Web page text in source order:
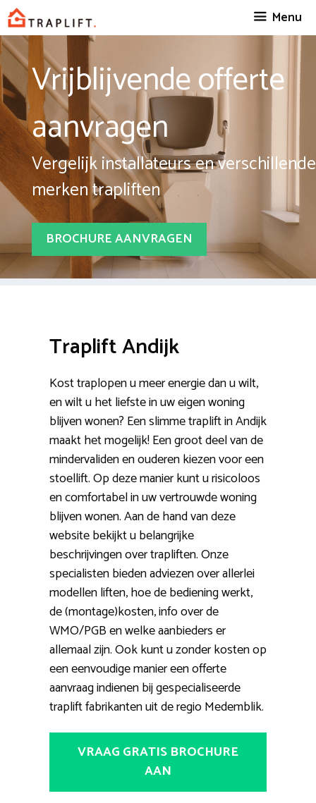
Spring
naar
inhoud
Menu
Vrijblijvende offerte
aanvragen
Vergelijk installateurs en verschillende
merken trapliften
BROCHURE AANVRAGEN
Traplift Andijk
Kost traplopen u meer energie dan u wilt,
en wilt u het liefste in uw eigen woning
blijven wonen? Een slimme traplift in Andijk
maakt het mogelijk! Een groot deel van de
mindervaliden en ouderen kiezen voor een
stoellift. Op deze manier kunt u risicoloos
en comfortabel in uw vertrouwde woning
blijven wonen. Aan de hand van deze
website bekijkt u belangrijke
beschrijvingen over trapliften. Onze
specialisten bieden adviezen over allerlei
modellen liften, hoe de bediening werkt,
de (montage)kosten, info over de
WMO/PGB en welke aanbieders er
allemaal zijn. Ook kunt u zonder kosten op
een eenvoudige manier een offerte
aanvraag indienen bij gespecialiseerde
traplift fabrikanten uit de regio Medemblik.
VRAAG GRATIS BROCHURE
AAN